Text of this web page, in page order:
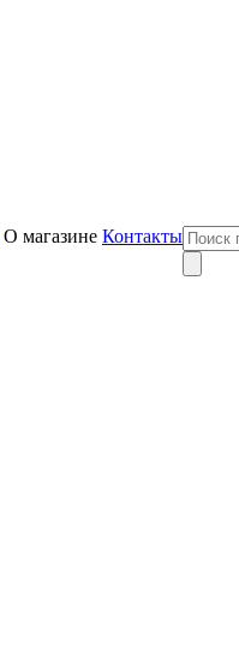
О магазине Контакты